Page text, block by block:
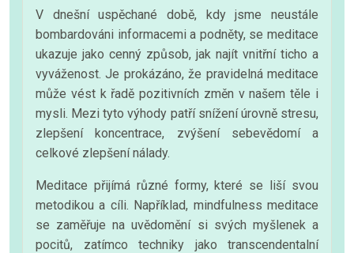
V dnešní uspěchané době, kdy jsme neustále
bombardováni informacemi a podněty, se meditace
ukazuje jako cenný způsob, jak najít vnitřní ticho a
vyváženost. Je prokázáno, že pravidelná meditace
může vést k řadě pozitivních změn v našem těle i
mysli. Mezi tyto výhody patří snížení úrovně stresu,
zlepšení koncentrace, zvýšení sebevědomí a
celkové zlepšení nálady.
Meditace přijímá různé formy, které se liší svou
metodikou a cíli. Například, mindfulness meditace
se zaměřuje na uvědomění si svých myšlenek a
pocitů, zatímco techniky jako transcendentalní